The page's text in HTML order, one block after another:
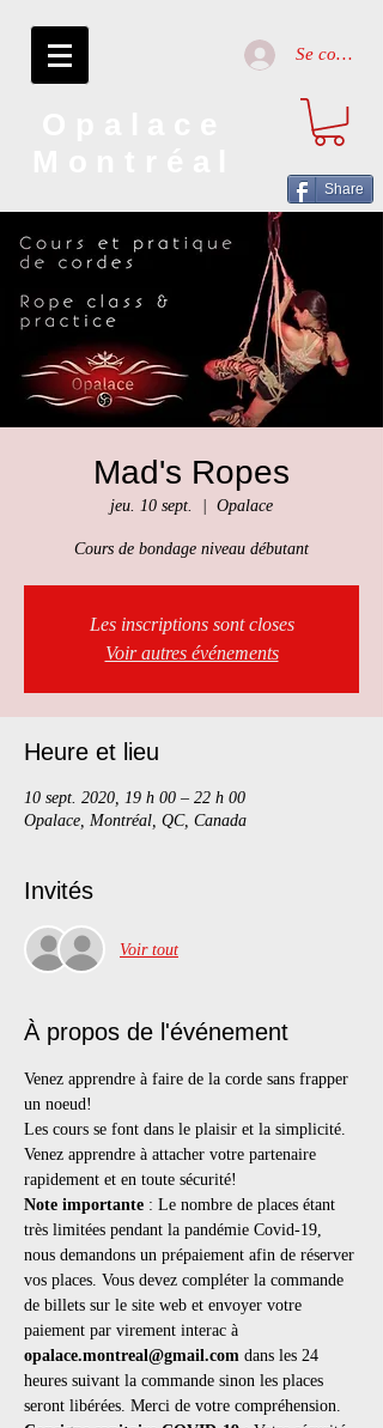
Se connecter
Share
Mad's Ropes
jeu. 10 sept. Opalace
Cours de bondage niveau débutant
Les inscriptions sont closes
Voir autres événements
Heure et lieu
10 sept. 2020, 19 h 00 – 22 h 00
Opalace, Montréal, QC, Canada
Invités
Voir tout
À propos de l'événement
Venez apprendre à faire de la corde sans frapper
un noeud!
Les cours se font dans le plaisir et la simplicité.
Venez apprendre à attacher votre partenaire
rapidement et en toute sécurité!
Note importante : Le nombre de places étant
très limitées pendant la pandémie Covid-19,
nous demandons un prépaiement afin de réserver
vos places. Vous devez compléter la commande
de billets sur le site web et envoyer votre
paiement par virement interac à
opalace.montreal@gmail.com dans les 24
heures suivant la commande sinon les places
seront libérées. Merci de votre compréhension.